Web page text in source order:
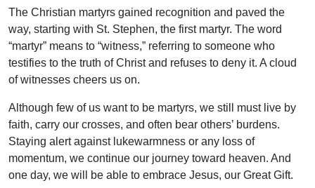
The Christian martyrs gained recognition and paved the
way, starting with St. Stephen, the first martyr. The word
“martyr” means to “witness,” referring to someone who
testifies to the truth of Christ and refuses to deny it. A cloud
of witnesses cheers us on.
Although few of us want to be martyrs, we still must live by
faith, carry our crosses, and often bear others’ burdens.
Staying alert against lukewarmness or any loss of
momentum, we continue our journey toward heaven. And
one day, we will be able to embrace Jesus, our Great Gift.